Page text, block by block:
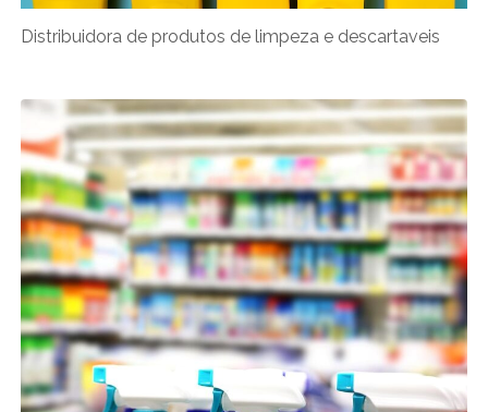
Distribuidora de produtos de limpeza e descartaveis